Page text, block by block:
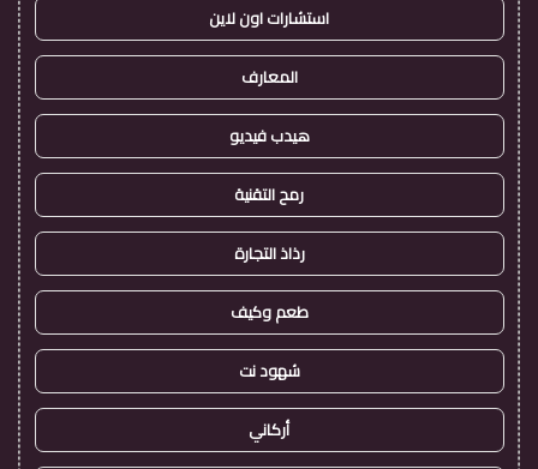
استشارات اون لاين
المعارف
هيدب فيديو
رمح التقنية
رذاذ التجارة
طعم وكيف
شهود نت
أركاني